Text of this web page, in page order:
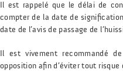
Il est rappelé que le délai de
compter de la date de
date de l’avis de passage de
Il est vivement recommandé
opposition afin d’éviter tout risque